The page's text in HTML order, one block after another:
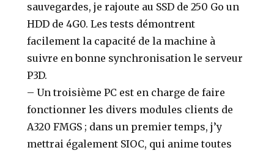
sauvegardes, je rajoute au SSD de 250 Go un
HDD de 4G0. Les tests démontrent
facilement la capacité de la machine à
suivre en bonne synchronisation le serveur
P3D.
– Un troisième PC est en charge de faire
fonctionner les divers modules clients de
A320 FMGS ; dans un premier temps, j’y
mettrai également SIOC, qui anime toutes